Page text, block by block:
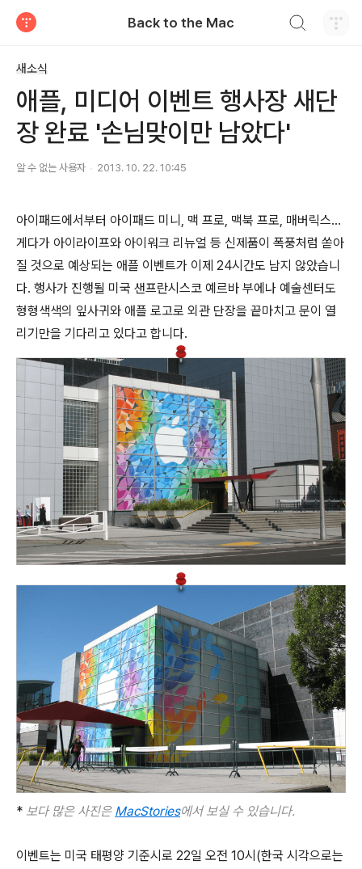
Back to the Mac
새소식
애플, 미디어 이벤트 행사장 새단
장 완료 '손님맞이만 남았다'
알 수 없는 사용자 2013. 10. 22. 10:45
아이패드에서부터 아이패드 미니, 맥 프로, 맥북 프로, 매버릭스…
게다가 아이라이프와 아이워크 리뉴얼 등 신제품이 폭풍처럼 쏟아
질 것으로 예상되는 애플 이벤트가 이제 24시간도 남지 않았습니
다. 행사가 진행될 미국 샌프란시스코 예르바 부에나 예술센터도
형형색색의 잎사귀와 애플 로고로 외관 단장을 끝마치고 문이 열
리기만을 기다리고 있다고 합니다.
* 보다 많은 사진은 MacStories에서 보실 수 있습니다.
이벤트는 미국 태평양 기준시로 22일 오전 10시(한국 시각으로는